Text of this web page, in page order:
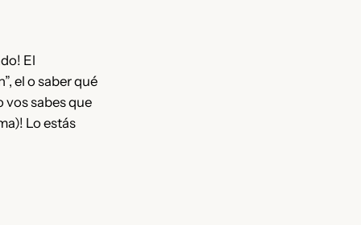
El
el o saber qué
vos sabes que
Lo estás